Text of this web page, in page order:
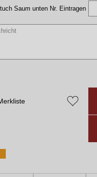
Saum unten Nr. Eintragen